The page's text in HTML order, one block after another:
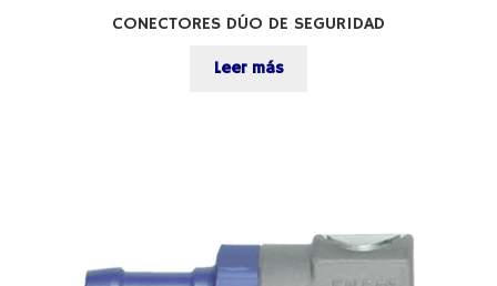
CONECTORES DÚO DE SEGURIDAD
Leer más